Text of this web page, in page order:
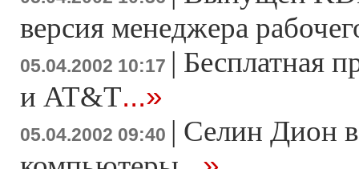
версия менеджера
05.04.2002 10:17 | Бесплатная
и AT&T...»
05.04.2002 09:40 | Селин Дион